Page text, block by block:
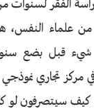
الفقر لسنوات
من علماء
شيء قبل بضع
تجاري نموذجي
سيتصرفون لو